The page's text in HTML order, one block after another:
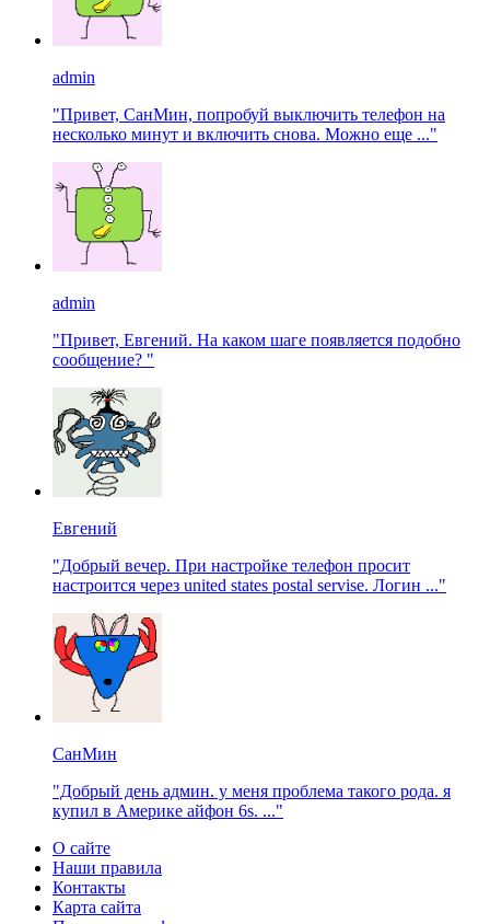
admin
"Привет, СанМин, попробуй выключить телефон на
несколько минут и включить снова. Можно еще ..."
admin
"Привет, Евгений. На каком шаге появляется подобно
сообщение? "
Евгений
"Добрый вечер. При настройке телефон просит
настроится через united states postal servise. Логин ..."
СанМин
"Добрый день админ. у меня проблема такого рода. я
купил в Америке айфон 6s. ..."
О сайте
Наши правила
Контакты
Карта сайта